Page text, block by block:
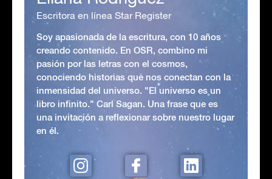
Escritora en línea Star Register
Soy apasionada de la escritura, con 10 años
creando contenido. En OSR, combino mi
pasión por las letras con el cosmos,
conociendo historias que nos conectan con la
inmensidad del universo. "El universo es un
libro infinito." Carl Sagan. Una frase que es
una invitación a reflexionar sobre nuestro lugar
en él.